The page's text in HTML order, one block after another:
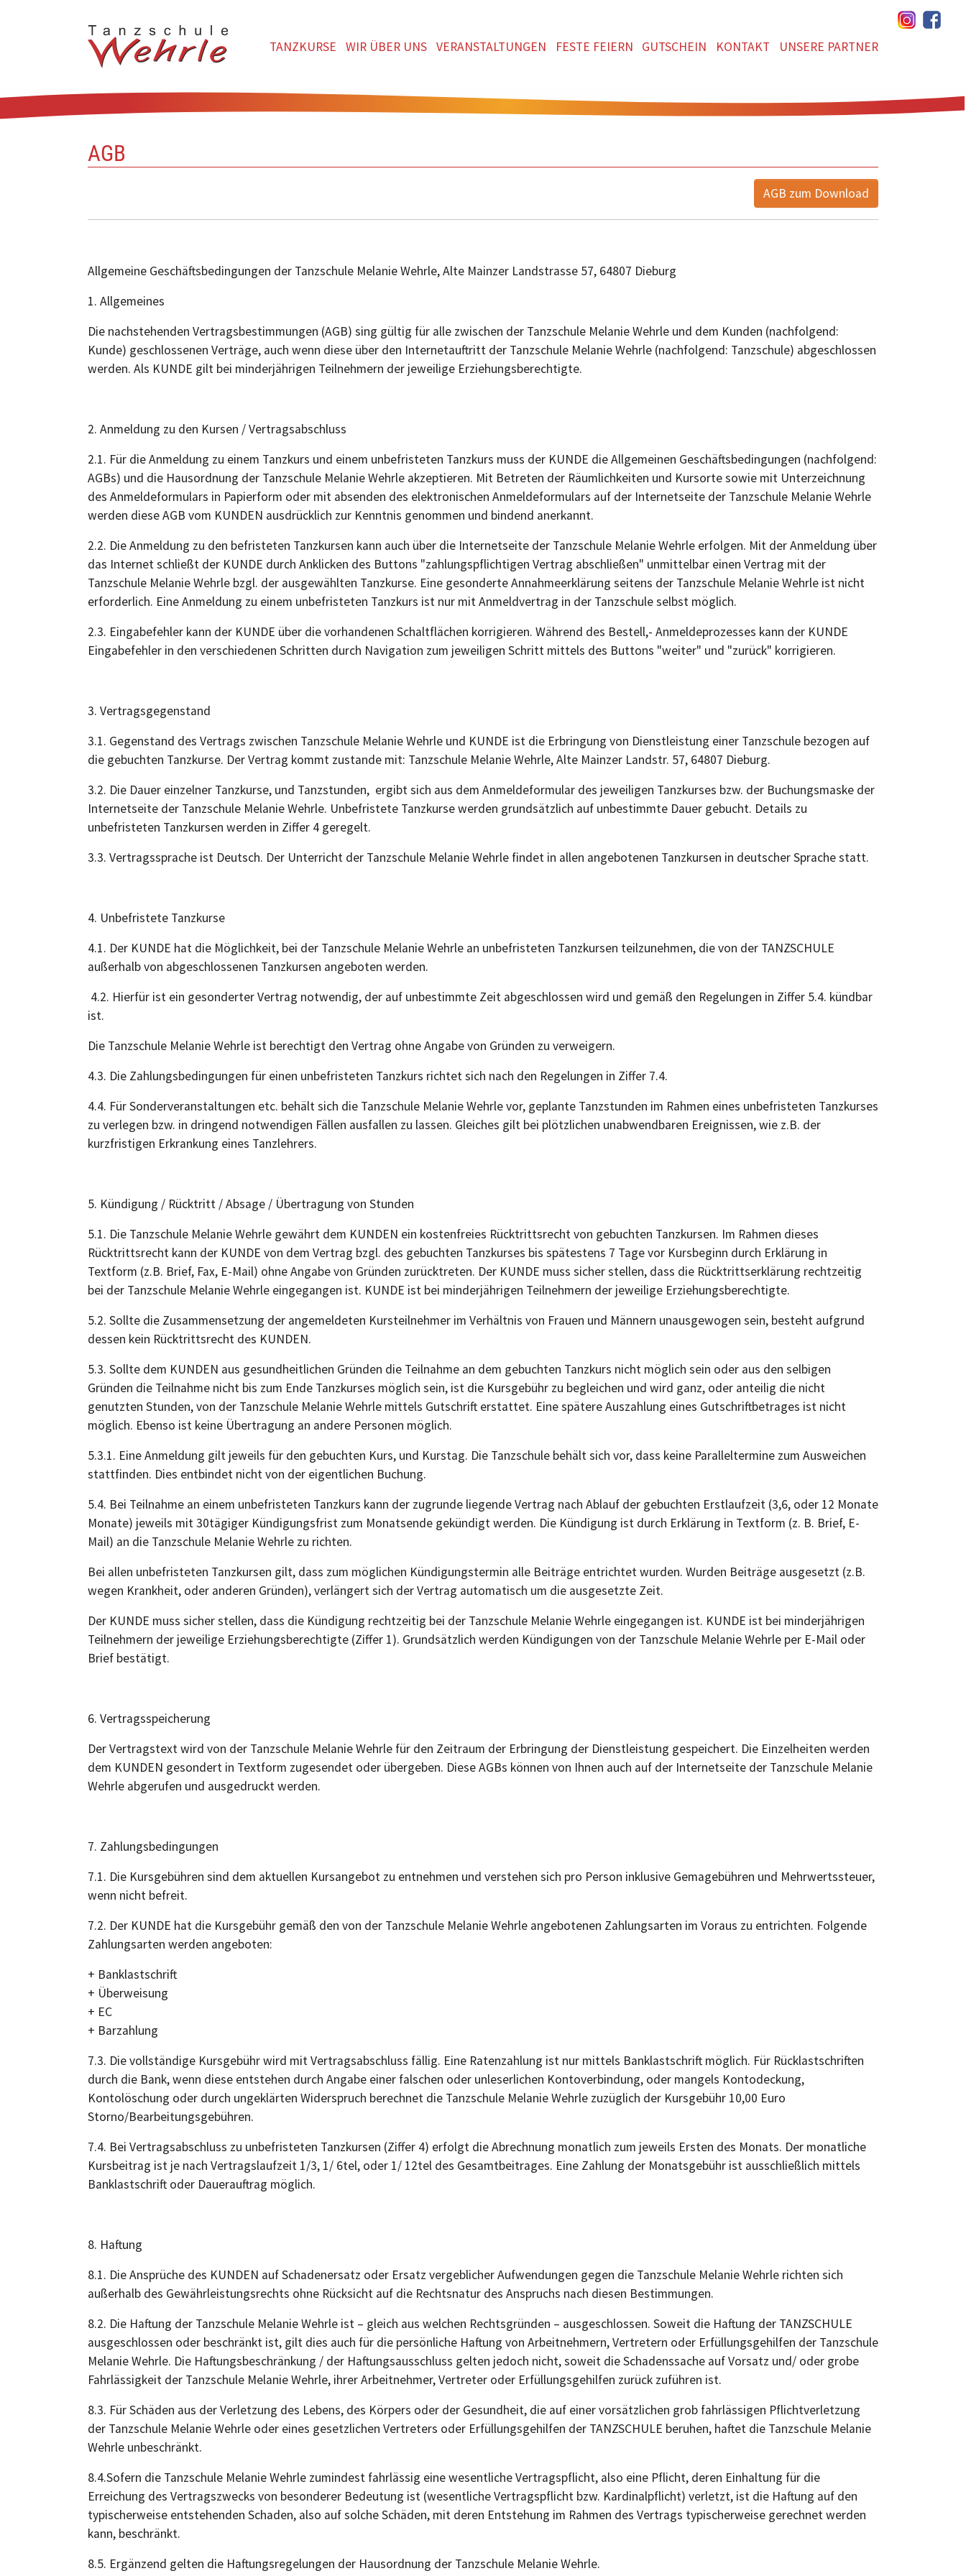
Zum Hauptinhalt springen
TANZKURSE WIR ÜBER UNS VERANSTALTUNGEN FESTE FEIERN GUTSCHEIN KONTAKT UNSERE PARTNER
AGB
AGB zum Download
Allgemeine Geschäftsbedingungen der Tanzschule Melanie Wehrle, Alte Mainzer Landstrasse 57, 64807 Dieburg
1. Allgemeines
Die nachstehenden Vertragsbestimmungen (AGB) sing gültig für alle zwischen der Tanzschule Melanie Wehrle und dem Kunden (nachfolgend:
Kunde) geschlossenen Verträge, auch wenn diese über den Internetauftritt der Tanzschule Melanie Wehrle (nachfolgend: Tanzschule) abgeschlossen
werden. Als KUNDE gilt bei minderjährigen Teilnehmern der jeweilige Erziehungsberechtigte.
2. Anmeldung zu den Kursen / Vertragsabschluss
2.1. Für die Anmeldung zu einem Tanzkurs und einem unbefristeten Tanzkurs muss der KUNDE die Allgemeinen Geschäftsbedingungen (nachfolgend:
AGBs) und die Hausordnung der Tanzschule Melanie Wehrle akzeptieren. Mit Betreten der Räumlichkeiten und Kursorte sowie mit Unterzeichnung
des Anmeldeformulars in Papierform oder mit absenden des elektronischen Anmeldeformulars auf der Internetseite der Tanzschule Melanie Wehrle
werden diese AGB vom KUNDEN ausdrücklich zur Kenntnis genommen und bindend anerkannt.
2.2. Die Anmeldung zu den befristeten Tanzkursen kann auch über die Internetseite der Tanzschule Melanie Wehrle erfolgen. Mit der Anmeldung über
das Internet schließt der KUNDE durch Anklicken des Buttons "zahlungspflichtigen Vertrag abschließen" unmittelbar einen Vertrag mit der
Tanzschule Melanie Wehrle bzgl. der ausgewählten Tanzkurse. Eine gesonderte Annahmeerklärung seitens der Tanzschule Melanie Wehrle ist nicht
erforderlich. Eine Anmeldung zu einem unbefristeten Tanzkurs ist nur mit Anmeldvertrag in der Tanzschule selbst möglich.
2.3. Eingabefehler kann der KUNDE über die vorhandenen Schaltflächen korrigieren. Während des Bestell,- Anmeldeprozesses kann der KUNDE
Eingabefehler in den verschiedenen Schritten durch Navigation zum jeweiligen Schritt mittels des Buttons "weiter" und "zurück" korrigieren.
3. Vertragsgegenstand
3.1. Gegenstand des Vertrags zwischen Tanzschule Melanie Wehrle und KUNDE ist die Erbringung von Dienstleistung einer Tanzschule bezogen auf
die gebuchten Tanzkurse. Der Vertrag kommt zustande mit: Tanzschule Melanie Wehrle, Alte Mainzer Landstr. 57, 64807 Dieburg.
3.2. Die Dauer einzelner Tanzkurse, und Tanzstunden, ergibt sich aus dem Anmeldeformular des jeweiligen Tanzkurses bzw. der Buchungsmaske der
Internetseite der Tanzschule Melanie Wehrle. Unbefristete Tanzkurse werden grundsätzlich auf unbestimmte Dauer gebucht. Details zu
unbefristeten Tanzkursen werden in Ziffer 4 geregelt.
3.3. Vertragssprache ist Deutsch. Der Unterricht der Tanzschule Melanie Wehrle findet in allen angebotenen Tanzkursen in deutscher Sprache statt.
4. Unbefristete Tanzkurse
4.1. Der KUNDE hat die Möglichkeit, bei der Tanzschule Melanie Wehrle an unbefristeten Tanzkursen teilzunehmen, die von der TANZSCHULE
außerhalb von abgeschlossenen Tanzkursen angeboten werden.
4.2. Hierfür ist ein gesonderter Vertrag notwendig, der auf unbestimmte Zeit abgeschlossen wird und gemäß den Regelungen in Ziffer 5.4. kündbar
ist.
Die Tanzschule Melanie Wehrle ist berechtigt den Vertrag ohne Angabe von Gründen zu verweigern.
4.3. Die Zahlungsbedingungen für einen unbefristeten Tanzkurs richtet sich nach den Regelungen in Ziffer 7.4.
4.4. Für Sonderveranstaltungen etc. behält sich die Tanzschule Melanie Wehrle vor, geplante Tanzstunden im Rahmen eines unbefristeten Tanzkurses
zu verlegen bzw. in dringend notwendigen Fällen ausfallen zu lassen. Gleiches gilt bei plötzlichen unabwendbaren Ereignissen, wie z.B. der
kurzfristigen Erkrankung eines Tanzlehrers.
5. Kündigung / Rücktritt / Absage / Übertragung von Stunden
5.1. Die Tanzschule Melanie Wehrle gewährt dem KUNDEN ein kostenfreies Rücktrittsrecht von gebuchten Tanzkursen. Im Rahmen dieses
Rücktrittsrecht kann der KUNDE von dem Vertrag bzgl. des gebuchten Tanzkurses bis spätestens 7 Tage vor Kursbeginn durch Erklärung in
Textform (z.B. Brief, Fax, E-Mail) ohne Angabe von Gründen zurücktreten. Der KUNDE muss sicher stellen, dass die Rücktrittserklärung rechtzeitig
bei der Tanzschule Melanie Wehrle eingegangen ist. KUNDE ist bei minderjährigen Teilnehmern der jeweilige Erziehungsberechtigte.
5.2. Sollte die Zusammensetzung der angemeldeten Kursteilnehmer im Verhältnis von Frauen und Männern unausgewogen sein, besteht aufgrund
dessen kein Rücktrittsrecht des KUNDEN.
5.3. Sollte dem KUNDEN aus gesundheitlichen Gründen die Teilnahme an dem gebuchten Tanzkurs nicht möglich sein oder aus den selbigen
Gründen die Teilnahme nicht bis zum Ende Tanzkurses möglich sein, ist die Kursgebühr zu begleichen und wird ganz, oder anteilig die nicht
genutzten Stunden, von der Tanzschule Melanie Wehrle mittels Gutschrift erstattet. Eine spätere Auszahlung eines Gutschriftbetrages ist nicht
möglich. Ebenso ist keine Übertragung an andere Personen möglich.
5.3.1. Eine Anmeldung gilt jeweils für den gebuchten Kurs, und Kurstag. Die Tanzschule behält sich vor, dass keine Paralleltermine zum Ausweichen
stattfinden. Dies entbindet nicht von der eigentlichen Buchung.
5.4. Bei Teilnahme an einem unbefristeten Tanzkurs kann der zugrunde liegende Vertrag nach Ablauf der gebuchten Erstlaufzeit (3,6, oder 12 Monate
Monate) jeweils mit 30tägiger Kündigungsfrist zum Monatsende gekündigt werden. Die Kündigung ist durch Erklärung in Textform (z. B. Brief, E-
Mail) an die Tanzschule Melanie Wehrle zu richten.
Bei allen unbefristeten Tanzkursen gilt, dass zum möglichen Kündigungstermin alle Beiträge entrichtet wurden. Wurden Beiträge ausgesetzt (z.B.
wegen Krankheit, oder anderen Gründen), verlängert sich der Vertrag automatisch um die ausgesetzte Zeit.
Der KUNDE muss sicher stellen, dass die Kündigung rechtzeitig bei der Tanzschule Melanie Wehrle eingegangen ist. KUNDE ist bei minderjährigen
Teilnehmern der jeweilige Erziehungsberechtigte (Ziffer 1). Grundsätzlich werden Kündigungen von der Tanzschule Melanie Wehrle per E-Mail oder
Brief bestätigt.
6. Vertragsspeicherung
Der Vertragstext wird von der Tanzschule Melanie Wehrle für den Zeitraum der Erbringung der Dienstleistung gespeichert. Die Einzelheiten werden
dem KUNDEN gesondert in Textform zugesendet oder übergeben. Diese AGBs können von Ihnen auch auf der Internetseite der Tanzschule Melanie
Wehrle abgerufen und ausgedruckt werden.
7. Zahlungsbedingungen
7.1. Die Kursgebühren sind dem aktuellen Kursangebot zu entnehmen und verstehen sich pro Person inklusive Gemagebühren und Mehrwertssteuer,
wenn nicht befreit.
7.2. Der KUNDE hat die Kursgebühr gemäß den von der Tanzschule Melanie Wehrle angebotenen Zahlungsarten im Voraus zu entrichten. Folgende
Zahlungsarten werden angeboten:
+ Banklastschrift
+ Überweisung
+ EC
+ Barzahlung
7.3. Die vollständige Kursgebühr wird mit Vertragsabschluss fällig. Eine Ratenzahlung ist nur mittels Banklastschrift möglich. Für Rücklastschriften
durch die Bank, wenn diese entstehen durch Angabe einer falschen oder unleserlichen Kontoverbindung, oder mangels Kontodeckung,
Kontolöschung oder durch ungeklärten Widerspruch berechnet die Tanzschule Melanie Wehrle zuzüglich der Kursgebühr 10,00 Euro
Storno/Bearbeitungsgebühren.
7.4. Bei Vertragsabschluss zu unbefristeten Tanzkursen (Ziffer 4) erfolgt die Abrechnung monatlich zum jeweils Ersten des Monats. Der monatliche
Kursbeitrag ist je nach Vertragslaufzeit 1/3, 1/ 6tel, oder 1/ 12tel des Gesamtbeitrages. Eine Zahlung der Monatsgebühr ist ausschließlich mittels
Banklastschrift oder Dauerauftrag möglich.
8. Haftung
8.1. Die Ansprüche des KUNDEN auf Schadenersatz oder Ersatz vergeblicher Aufwendungen gegen die Tanzschule Melanie Wehrle richten sich
außerhalb des Gewährleistungsrechts ohne Rücksicht auf die Rechtsnatur des Anspruchs nach diesen Bestimmungen.
8.2. Die Haftung der Tanzschule Melanie Wehrle ist – gleich aus welchen Rechtsgründen – ausgeschlossen. Soweit die Haftung der TANZSCHULE
ausgeschlossen oder beschränkt ist, gilt dies auch für die persönliche Haftung von Arbeitnehmern, Vertretern oder Erfüllungsgehilfen der Tanzschule
Melanie Wehrle. Die Haftungsbeschränkung / der Haftungsausschluss gelten jedoch nicht, soweit die Schadenssache auf Vorsatz und/ oder grobe
Fahrlässigkeit der Tanzschule Melanie Wehrle, ihrer Arbeitnehmer, Vertreter oder Erfüllungsgehilfen zurück zuführen ist.
8.3. Für Schäden aus der Verletzung des Lebens, des Körpers oder der Gesundheit, die auf einer vorsätzlichen grob fahrlässigen Pflichtverletzung
der Tanzschule Melanie Wehrle oder eines gesetzlichen Vertreters oder Erfüllungsgehilfen der TANZSCHULE beruhen, haftet die Tanzschule Melanie
Wehrle unbeschränkt.
8.4.Sofern die Tanzschule Melanie Wehrle zumindest fahrlässig eine wesentliche Vertragspflicht, also eine Pflicht, deren Einhaltung für die
Erreichung des Vertragszwecks von besonderer Bedeutung ist (wesentliche Vertragspflicht bzw. Kardinalpflicht) verletzt, ist die Haftung auf den
typischerweise entstehenden Schaden, also auf solche Schäden, mit deren Entstehung im Rahmen des Vertrags typischerweise gerechnet werden
kann, beschränkt.
8.5. Ergänzend gelten die Haftungsregelungen der Hausordnung der Tanzschule Melanie Wehrle.